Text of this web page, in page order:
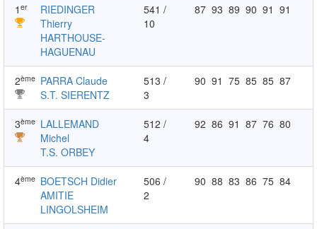
1 er
RIEDINGER
Thierry
HARTHOUSE-
HAGUENAU
541 /
10
87 93 89 90 91 91
2ème PARRA Claude
S.T. SIERENTZ
513 /
3
90 91 75 85 85 87
3ème LALLEMAND
Michel
T.S. ORBEY
512 /
4
92 86 91 87 76 80
4ème BOETSCH Didier
AMITIE
LINGOLSHEIM
506 /
2
90 88 83 86 75 84